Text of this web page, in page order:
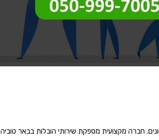
חברה מקצועית מספקת שירותי הובלות בבאר טוביה